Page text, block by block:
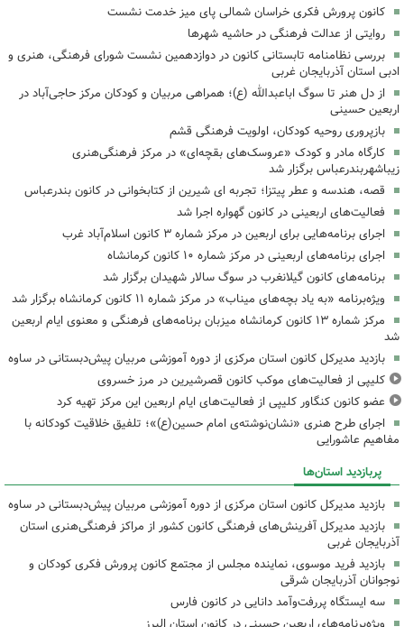
کانون پرورش فکری خراسان شمالی پای میز خدمت نشست
روایتی از عدالت فرهنگی در حاشیه شهرها
بررسی نظامنامه تابستانی کانون در دوازدهمین نشست شورای فرهنگی، هنری و
ادبی استان آذربایجان غربی
از دل هنر تا سوگ اباعبدالله (ع)؛ همراهی مربیان و کودکان مرکز حاجی‌آباد در
اربعین حسینی
بازپروری روحیه کودکان، اولویت فرهنگی قشم
کارگاه مادر و کودک «عروسک‌های بقچه‌ای» در مرکز فرهنگی‌هنری
زیباشهربندرعباس برگزار شد
قصه، هندسه و عطر پیتزا؛ تجربه ای شیرین از کتابخوانی در کانون بندرعباس
فعالیت‌های اربعینی در کانون گهواره اجرا شد
اجرای برنامه‌هایی برای اربعین در مرکز شماره ۳ کانون اسلام‌آباد غرب
اجرای برنامه‌های اربعینی در مرکز شماره ۱۰ کانون کرمانشاه
برنامه‌های کانون گیلانغرب در سوگ سالار شهیدان برگزار شد
ویژه‌برنامه «به یاد بچه‌های میناب» در مرکز شماره ۱۱ کانون کرمانشاه برگزار شد
مرکز شماره ۱۳ کانون کرمانشاه میزبان برنامه‌های فرهنگی و معنوی ایام اربعین
شد
بازدید مدیرکل کانون استان مرکزی از دوره آموزشی مربیان پیش‌دبستانی در ساوه
کلیپی از فعالیت‌های موکب کانون قصرشیرین در مرز خسروی
عضو کانون کنگاور کلیپی از فعالیت‌های ایام اربعین این مرکز تهیه کرد
اجرای طرح هنری «نشان‌نوشته‌ی امام حسین(ع)»؛ تلفیق خلاقیت کودکانه با
مفاهیم عاشورایی
پربازدید استان‌ها
بازدید مدیرکل کانون استان مرکزی از دوره آموزشی مربیان پیش‌دبستانی در ساوه
بازدید مدیرکل آفرینش‌های فرهنگی کانون کشور از مراکز فرهنگی‌هنری استان
آذربایجان غربی
بازدید فرید موسوی، نماینده مجلس از مجتمع کانون پرورش فکری کودکان و
نوجوانان آذربایجان شرقی
سه ایستگاه پررفت‌وآمد دانایی در کانون فارس